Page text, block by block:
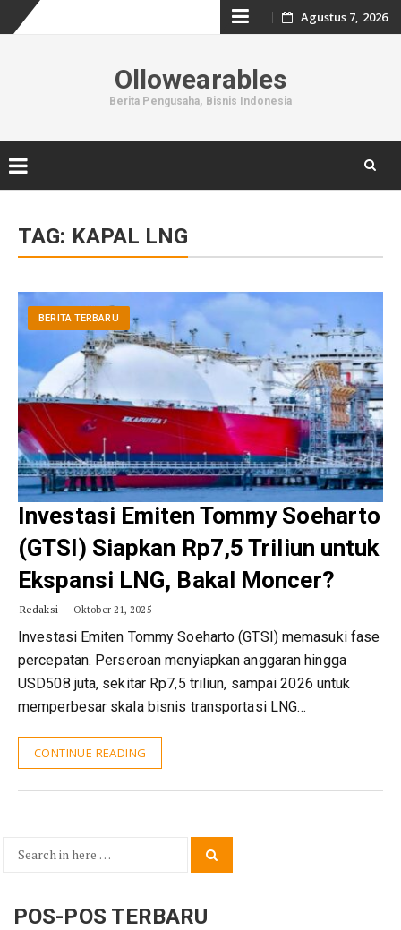
Skip
content
Agustus 7, 2026
Ollowearables
Berita Pengusaha, Bisnis Indonesia
content
TAG: KAPAL LNG
BERITA TERBARU
Investasi Emiten Tommy Soeharto
(GTSI) Siapkan Rp7,5 Triliun untuk
Ekspansi LNG, Bakal Moncer?
Redaksi Oktober 21, 2025
Investasi Emiten Tommy Soeharto (GTSI) memasuki fase
percepatan. Perseroan menyiapkan anggaran hingga
USD508 juta, sekitar Rp7,5 triliun, sampai 2026 untuk
memperbesar skala bisnis transportasi LNG…
CONTINUE READING
Search
POS-POS TERBARU